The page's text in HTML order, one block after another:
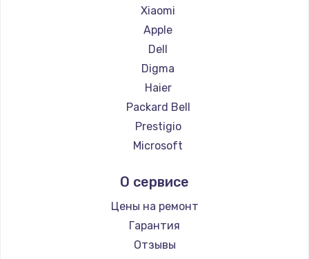
Ремонт ноутбуков Irbis
Ремонт ноутбуков Thunderobot
Ремонт ноутбуков Hasee
Ремонт ноутбуков ZTE
Ремонт ноутбуков Hiper
Ремонт ноутбуков Evga
Ремонт ноутбуков Google
Ремонт ноутбуков Echips
Ремонт ноутбуков Predator
Ремонт ноутбуков iru
Ремонт ноутбуков Machenike
Ремонт ноутбуков DEXP
Xiaomi
Apple
Dell
Digma
Haier
Packard Bell
Prestigio
Microsoft
Aquarius
Gigabyte
Aorus
Maibenben
О сервисе
Цены на ремонт
Гарантия
Отзывы